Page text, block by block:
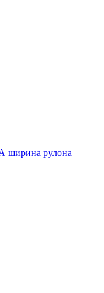
ширина рулона